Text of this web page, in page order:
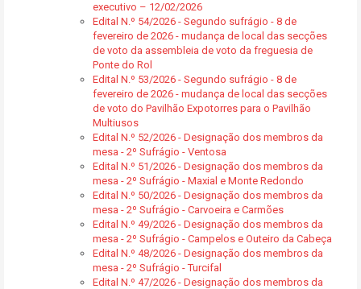
executivo – 12/02/2026
Edital N.º 54/2026 - Segundo sufrágio - 8 de
fevereiro de 2026 - mudança de local das secções
de voto da assembleia de voto da freguesia de
Ponte do Rol
Edital N.º 53/2026 - Segundo sufrágio - 8 de
fevereiro de 2026 - mudança de local das secções
de voto do Pavilhão Expotorres para o Pavilhão
Multiusos
Edital N.º 52/2026 - Designação dos membros da
mesa - 2º Sufrágio - Ventosa
Edital N.º 51/2026 - Designação dos membros da
mesa - 2º Sufrágio - Maxial e Monte Redondo
Edital N.º 50/2026 - Designação dos membros da
mesa - 2º Sufrágio - Carvoeira e Carmões
Edital N.º 49/2026 - Designação dos membros da
mesa - 2º Sufrágio - Campelos e Outeiro da Cabeça
Edital N.º 48/2026 - Designação dos membros da
mesa - 2º Sufrágio - Turcifal
Edital N.º 47/2026 - Designação dos membros da